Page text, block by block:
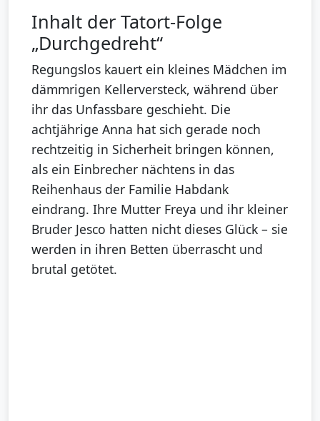
Inhalt der Tatort-Folge
„Durchgedreht“
Regungslos kauert ein kleines Mädchen im
dämmrigen Kellerversteck, während über
ihr das Unfassbare geschieht. Die
achtjährige Anna hat sich gerade noch
rechtzeitig in Sicherheit bringen können,
als ein Einbrecher nächtens in das
Reihenhaus der Familie Habdank
eindrang. Ihre Mutter Freya und ihr kleiner
Bruder Jesco hatten nicht dieses Glück – sie
werden in ihren Betten überrascht und
brutal getötet.